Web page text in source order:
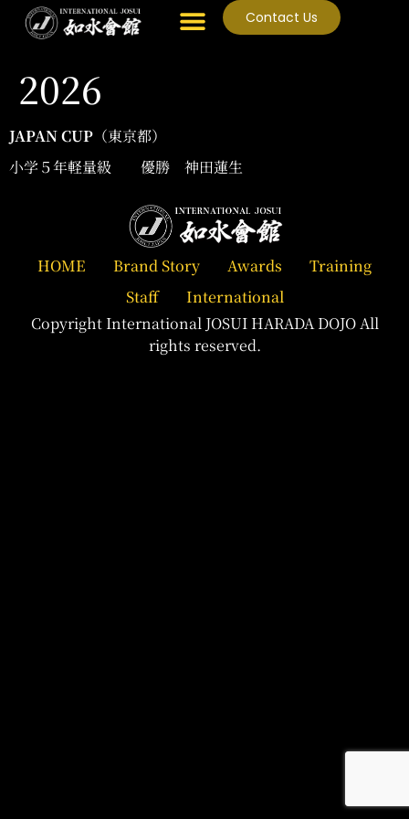
Contact Us
2026
JAPAN CUP （東京都）
小学５年軽量級 優勝 神田蓮生
HOME Brand Story Awards
Training
Staff
International
Copyright International JOSUI HARADA DOJO All
rights reserved.